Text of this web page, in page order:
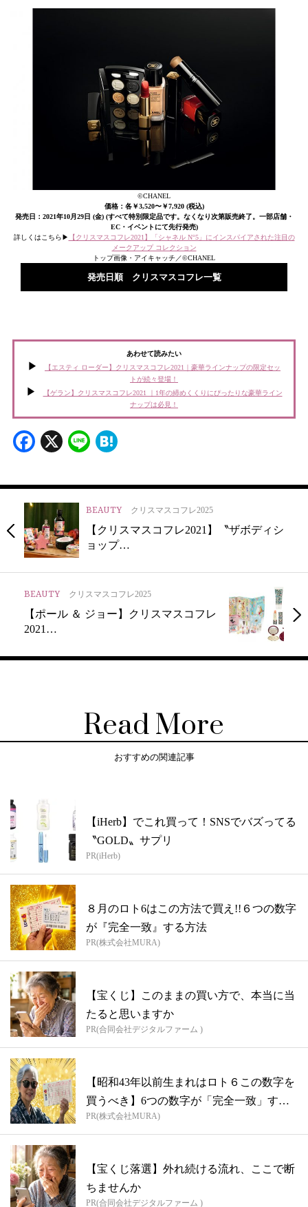
©CHANEL
価格：各￥3,520〜￥7,920 (税込)
発売日：2021年10月29日 (金) (すべて特別限定品です。なくなり次第販売終了。一部店舗・
EC・イベントにて先行発売)
詳しくはこちら▶︎
【クリスマスコフレ2021】「シャネル N°5」にインスパイアされた注目の
メークアップ コレクション
トップ画像・アイキャッチ／©CHANEL
発売日順 クリスマスコフレ一覧
あわせて読みたい
【エスティ ローダー】クリスマスコフレ2021｜豪華ラインナップの限定セッ
トが続々登場！
【ゲラン】クリスマスコフレ2021 ｜1年の締めくくりにぴったりな豪華ライン
ナップは必見！
Facebook
X Line
BEAUTY クリスマスコフレ2025
【クリスマスコフレ2021】〝ザボディシ
ョップ…
BEAUTY クリスマスコフレ2025
【ポール ＆ ジョー】クリスマスコフレ
2021…
Read More
おすすめの関連記事
【iHerb】でこれ買って！SNSでバズってる
〝GOLD〟サプリ
PR(iHerb)
８月のロト6はこの方法で買え!!６つの数字
が『完全一致』する方法
PR(株式会社MURA)
【宝くじ】このままの買い方で、本当に当
たると思いますか
PR(合同会社デジタルファーム )
【昭和43年以前生まれはロト６この数字を
買うべき】6つの数字が「完全一致」する
方...
PR(株式会社MURA)
【宝くじ落選】外れ続ける流れ、ここで断
ちませんか
PR(合同会社デジタルファーム )